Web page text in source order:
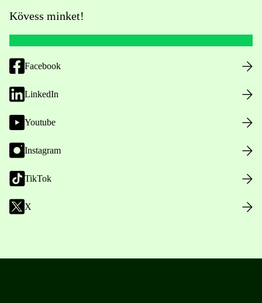
Kövess minket!
Facebook
LinkedIn
Youtube
Instagram
TikTok
X